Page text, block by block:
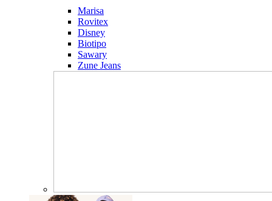
Marisa
Rovitex
Disney
Biotipo
Sawary
Zune Jeans